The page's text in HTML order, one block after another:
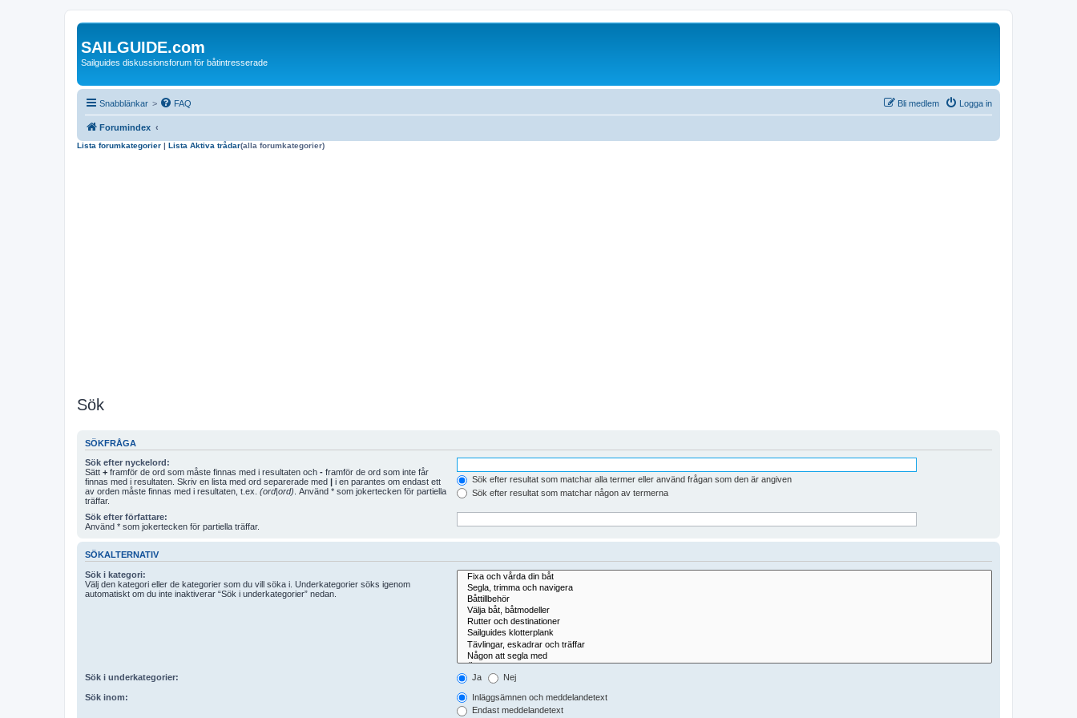
SAILGUIDE.com
Sailguides diskussionsforum för båtintresserade
Snabblänkar > FAQ Logga in
Bli medlem
Forumindex
Lista forumkategorier | Lista Aktiva trådar(alla forumkategorier)
Sök
SÖKFRÅGA
Sök efter nyckelord:
Sätt + framför de ord som måste finnas med i resultaten och - framför de ord som inte får
finnas med i resultaten. Skriv en lista med ord separerade med | i en parantes om endast ett
av orden måste finnas med i resultaten, t.ex. (ord|ord) . Använd * som jokertecken för partiella
träffar.
Sök efter resultat som matchar alla termer eller använd frågan som den är angiven
Sök efter resultat som matchar någon av termerna
Sök efter författare:
Använd * som jokertecken för partiella träffar.
SÖKALTERNATIV
Sök i kategori:
Välj den kategori eller de kategorier som du vill söka i. Underkategorier söks igenom
automatiskt om du inte inaktiverar “Sök i underkategorier” nedan.
Sök i underkategorier: Ja Nej
Sök inom:
Inläggsämnen och meddelandetext
Endast meddelandetext